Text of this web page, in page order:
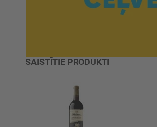
SAISTĪTIE PRODUKTI